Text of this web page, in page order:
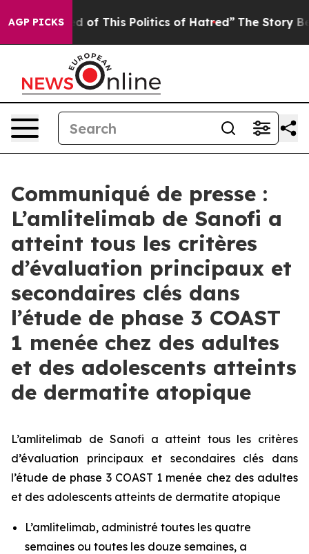
AGP PICKS
of This Politics of Hatred” The Story Behind
Communiqué de presse :
L’amlitelimab de Sanofi a
atteint tous les critères
d’évaluation principaux et
secondaires clés dans
l’étude de phase 3 COAST
1 menée chez des adultes
et des adolescents atteints
de dermatite atopique
L’amlitelimab de Sanofi a atteint tous les critères
d’évaluation principaux et secondaires clés dans
l’étude de phase 3 COAST 1 menée chez des adultes
et des adolescents atteints de dermatite atopique
L’amlitelimab, administré toutes les quatre
semaines ou toutes les douze semaines, a